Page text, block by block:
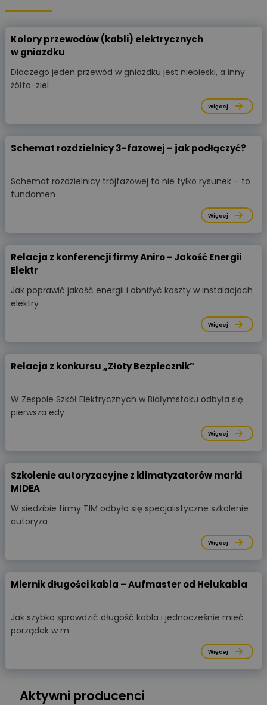
Kolory przewodów (kabli) elektrycznych
w gniazdku
Dlaczego jeden przewód w gniazdku jest niebieski, a inny
żółto-ziel
Więcej
Schemat rozdzielnicy 3-fazowej – jak podłączyć?
Schemat rozdzielnicy trójfazowej to nie tylko rysunek – to
fundamen
Więcej
Relacja z konferencji firmy Aniro - Jakość Energii
Elektr
Jak poprawić jakość energii i obniżyć koszty w instalacjach
elektry
Więcej
Relacja z konkursu „Złoty Bezpiecznik”
W Zespole Szkół Elektrycznych w Białymstoku odbyła się
pierwsza edy
Więcej
Szkolenie autoryzacyjne z klimatyzatorów marki
MIDEA
W siedzibie firmy TIM odbyło się specjalistyczne szkolenie
autoryza
Więcej
Miernik długości kabla – Aufmaster od Helukabla
Jak szybko sprawdzić długość kabla i jednocześnie mieć
porządek w m
Więcej
Aktywni producenci